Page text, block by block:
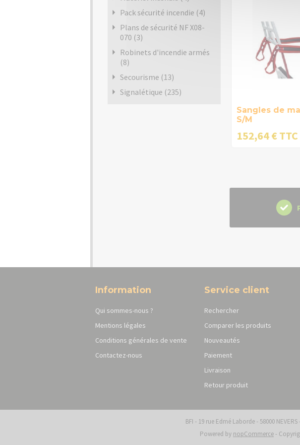
Pack sécurité incendie (4)
Plans de sécurité NF X08-
070 (3)
Robinets d'incendie armés
(8)
Secourisme (13)
Signalétique (235)
Sangles de
S/M
152,64 € TTC
Information
Qui sommes-nous ?
Mentions légales
Conditions générales de vente
Contactez-nous
Service client
Rechercher
Comparer les produits
Nouveautés
Paiement
Livraison
Retour produit
BFI - 19 rue Edmé Laborde - 58000 NEVERS
Powered by nopCommerce-